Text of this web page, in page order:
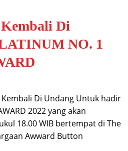
Di
NO. 1
Kembali Di Undang Untuk hadir
2022 yang akan
18.00 WIB bertempat di The
Awward Button